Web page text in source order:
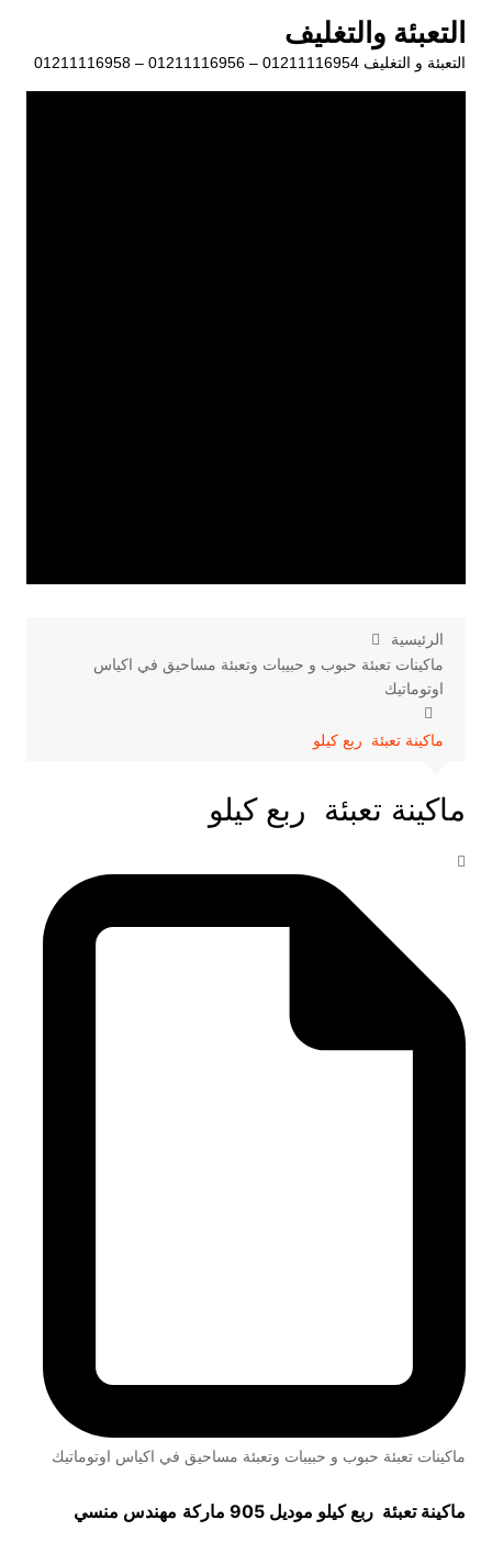
المحتوى
التعبئة والتغليف
التعبئة و التغليف 01211116954 – 01211116956 – 01211116958
الرئيسية
ماكينات تعبئة حبوب و حبيبات وتعبئة مساحيق في اكياس
اوتوماتيك
ماكينة تعبئة ربع كيلو
ماكينة تعبئة ربع كيلو
ماكينات تعبئة حبوب و حبيبات وتعبئة مساحيق في اكياس اوتوماتيك
ماكينة تعبئة ربع كيلو موديل 905 ماركة مهندس منسي